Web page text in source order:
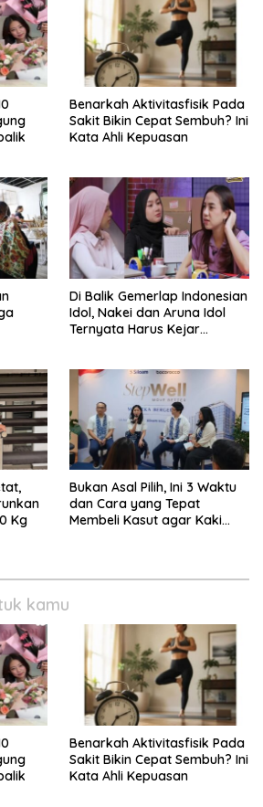
Benarkah Aktivitasfisik Pada
Sakit Bikin Cepat Sembuh? Ini
Kata Ahli Kepuasan
Di Balik Gemerlap Indonesian
Idol, Nakei dan Aruna Idol
Ternyata Harus Kejar
Kg
Bukan Asal Pilih, Ini 3 Waktu
dan Cara yang Tepat
Membeli Kasut agar Kaki
kamu
Benarkah Aktivitasfisik Pada
Sakit Bikin Cepat Sembuh? Ini
Kata Ahli Kepuasan